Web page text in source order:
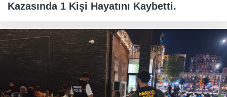
Kazasında 1 Kişi Hayatını Kaybetti.